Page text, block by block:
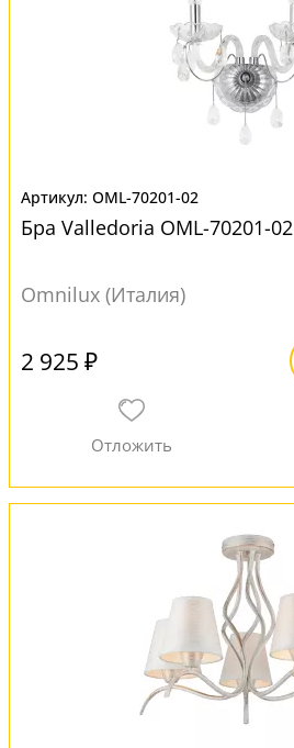
OML-70201-02
Бра Valledoria OML-70201-02
Omnilux (Италия)
2 925 ₽